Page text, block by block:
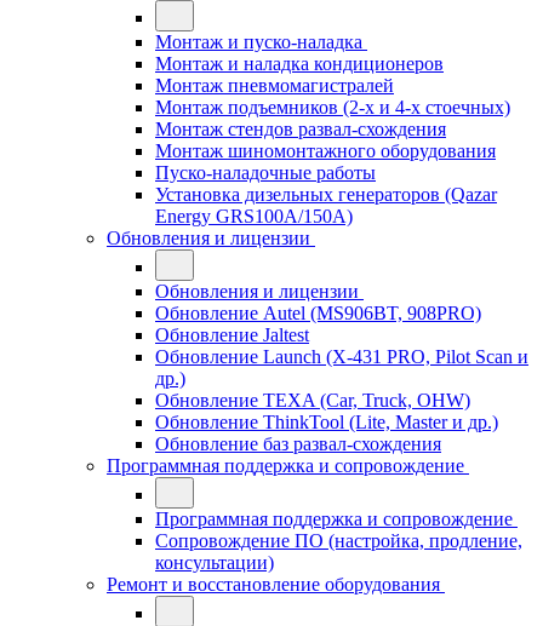
Монтаж и пуско-наладка
Монтаж и наладка кондиционеров
Монтаж пневмомагистралей
Монтаж подъемников (2-х и 4-х стоечных)
Монтаж стендов развал-схождения
Монтаж шиномонтажного оборудования
Пуско-наладочные работы
Установка дизельных генераторов (Qazar
Energy GRS100A/150A)
Обновления и лицензии
Обновления и лицензии
Обновление Autel (MS906BT, 908PRO)
Обновление Jaltest
Обновление Launch (X-431 PRO, Pilot Scan и
др.)
Обновление TEXA (Car, Truck, OHW)
Обновление ThinkTool (Lite, Master и др.)
Обновление баз развал-схождения
Программная поддержка и сопровождение
Программная поддержка и сопровождение
Сопровождение ПО (настройка, продление,
консультации)
Ремонт и восстановление оборудования